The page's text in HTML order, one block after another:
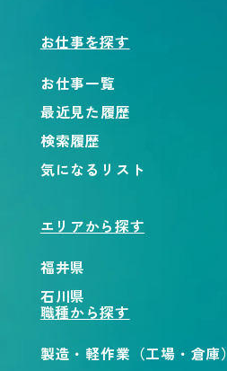
お仕事を探す
お仕事一覧
最近見た履歴
検索履歴
気になるリスト
エリアから探す
福井県
石川県
職種から探す
製造・軽作業（工場・倉庫）